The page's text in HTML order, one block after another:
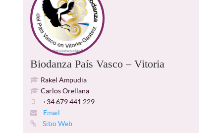
Biodanza País Vasco – Vitoria
Rakel Ampudia
Carlos Orellana
+34 679 441 229
Email
Sitio Web